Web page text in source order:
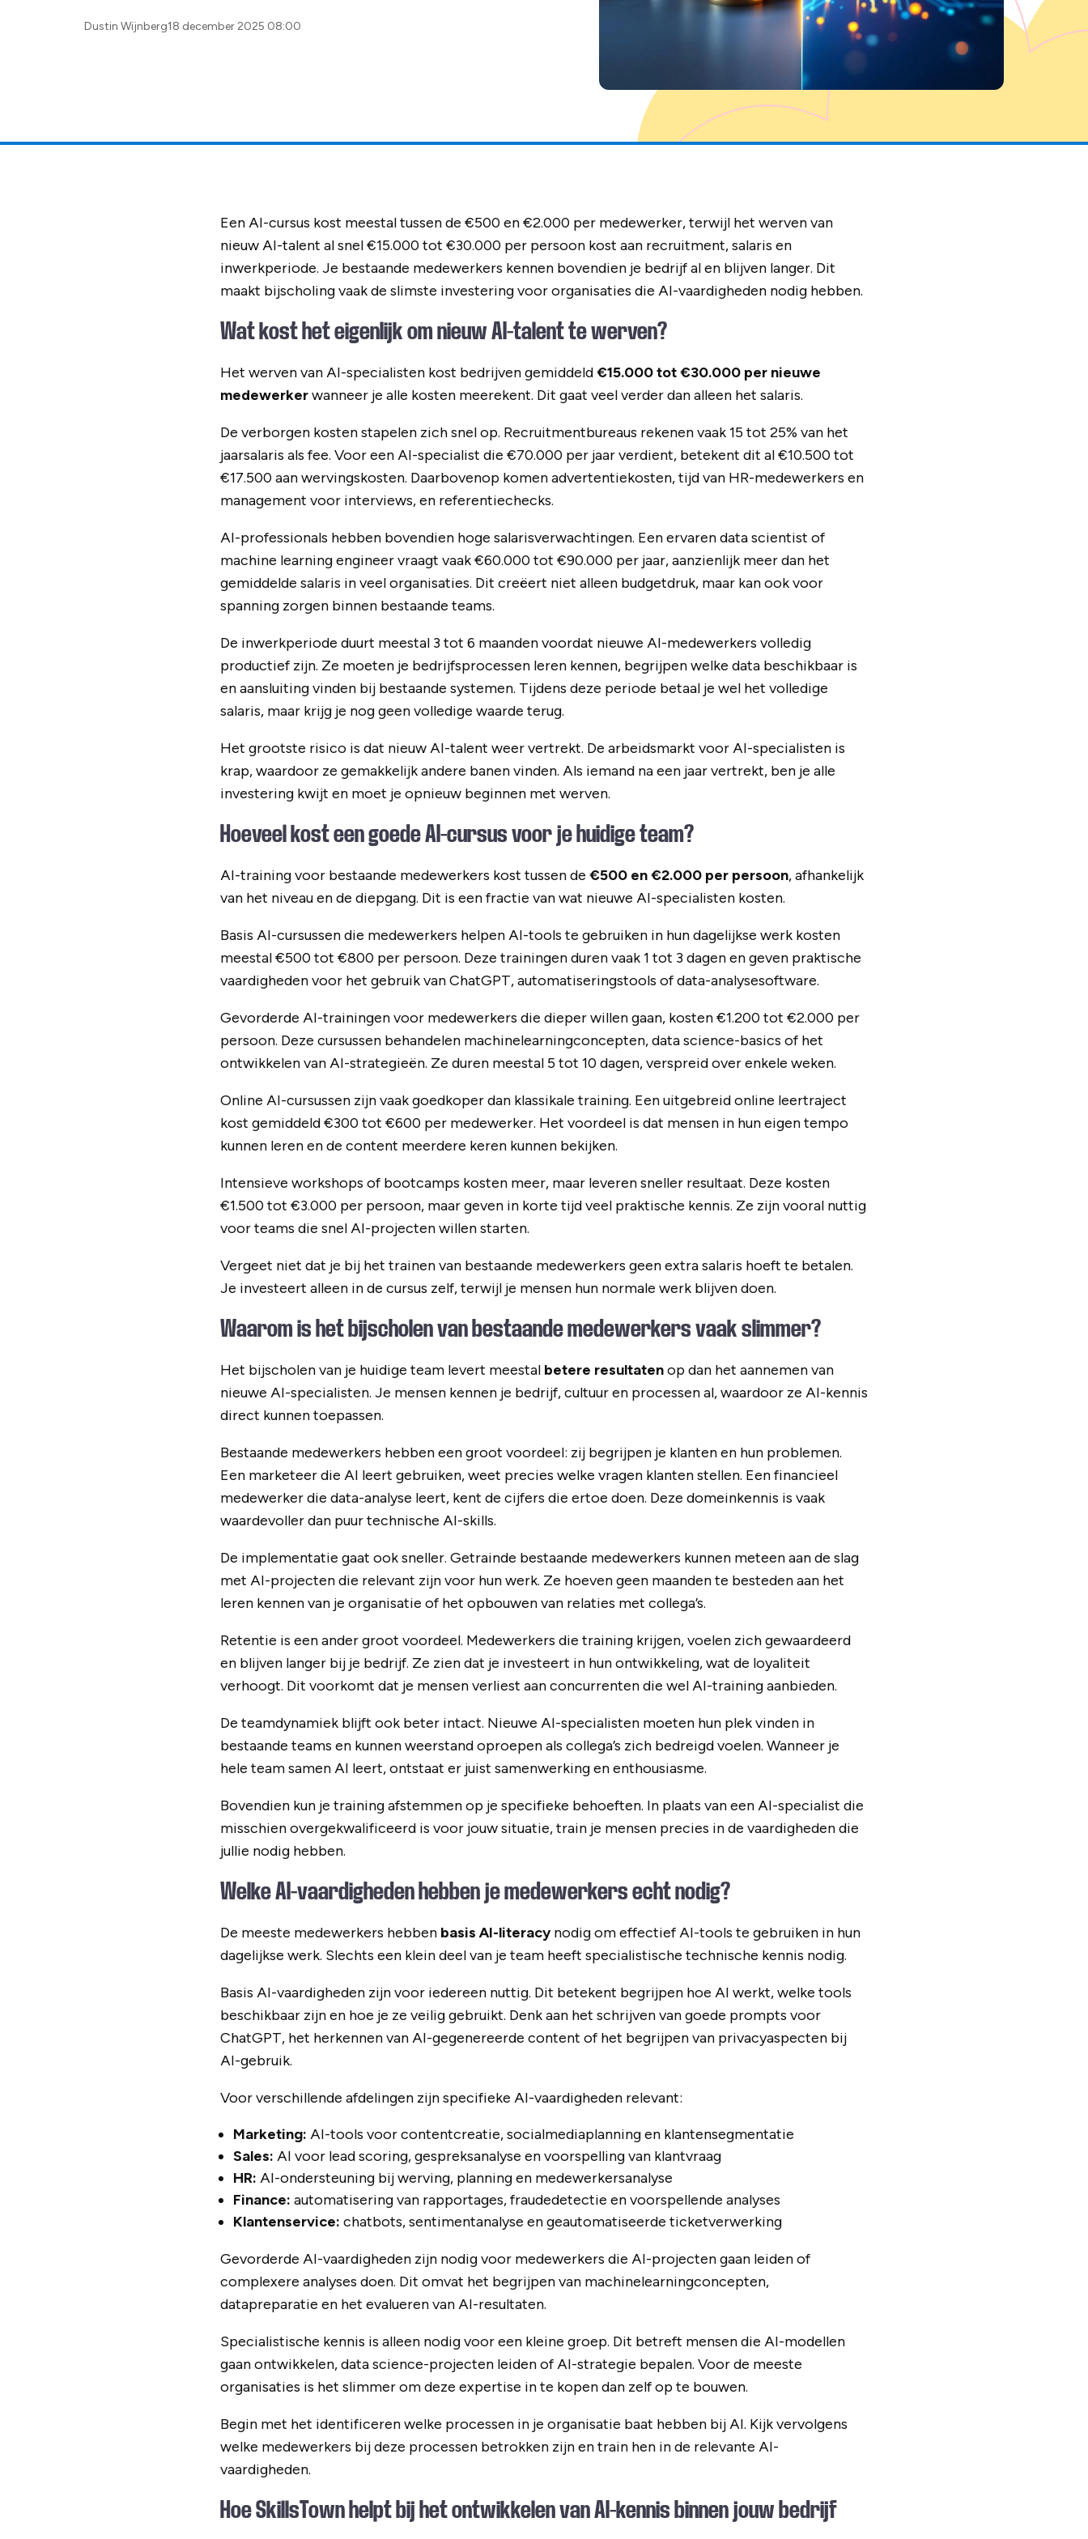
Posted
Dustin Wijnberg18 december 2025 08:00
Een AI-cursus kost meestal tussen de €500 en €2.000 per medewerker, terwijl het werven van
nieuw AI-talent al snel €15.000 tot €30.000 per persoon kost aan recruitment, salaris en
inwerkperiode. Je bestaande medewerkers kennen bovendien je bedrijf al en blijven langer. Dit
maakt bijscholing vaak de slimste investering voor organisaties die AI-vaardigheden nodig hebben.
Wat kost het eigenlijk om nieuw AI-talent te werven?
Het werven van AI-specialisten kost bedrijven gemiddeld€15.000 tot €30.000 per nieuwe
medewerkerwanneer je alle kosten meerekent. Dit gaat veel verder dan alleen het salaris.
De verborgen kosten stapelen zich snel op. Recruitmentbureaus rekenen vaak 15 tot 25% van het
jaarsalaris als fee. Voor een AI-specialist die €70.000 per jaar verdient, betekent dit al €10.500 tot
€17.500 aan wervingskosten. Daarbovenop komen advertentiekosten, tijd van HR-medewerkers en
management voor interviews, en referentiechecks.
AI-professionals hebben bovendien hoge salarisverwachtingen. Een ervaren data scientist of
machine learning engineer vraagt vaak €60.000 tot €90.000 per jaar, aanzienlijk meer dan het
gemiddelde salaris in veel organisaties. Dit creëert niet alleen budgetdruk, maar kan ook voor
spanning zorgen binnen bestaande teams.
De inwerkperiode duurt meestal 3 tot 6 maanden voordat nieuwe AI-medewerkers volledig
productief zijn. Ze moeten je bedrijfsprocessen leren kennen, begrijpen welke data beschikbaar is
en aansluiting vinden bij bestaande systemen. Tijdens deze periode betaal je wel het volledige
salaris, maar krijg je nog geen volledige waarde terug.
Het grootste risico is dat nieuw AI-talent weer vertrekt. De arbeidsmarkt voor AI-specialisten is
krap, waardoor ze gemakkelijk andere banen vinden. Als iemand na een jaar vertrekt, ben je alle
investering kwijt en moet je opnieuw beginnen met werven.
Hoeveel kost een goede AI-cursus voor je huidige team?
AI-training voor bestaande medewerkers kost tussen de €500 en €2.000 per persoon, afhankelijk
van het niveau en de diepgang. Dit is een fractie van wat nieuwe AI-specialisten kosten.
Basis AI-cursussen die medewerkers helpen AI-tools te gebruiken in hun dagelijkse werk kosten
meestal €500 tot €800 per persoon. Deze trainingen duren vaak 1 tot 3 dagen en geven praktische
vaardigheden voor het gebruik van ChatGPT, automatiseringstools of data-analysesoftware.
Gevorderde AI-trainingen voor medewerkers die dieper willen gaan, kosten €1.200 tot €2.000 per
persoon. Deze cursussen behandelen machinelearningconcepten, data science-basics of het
ontwikkelen van AI-strategieën. Ze duren meestal 5 tot 10 dagen, verspreid over enkele weken.
Online AI-cursussen zijn vaak goedkoper dan klassikale training. Een uitgebreid online leertraject
kost gemiddeld €300 tot €600 per medewerker. Het voordeel is dat mensen in hun eigen tempo
kunnen leren en de content meerdere keren kunnen bekijken.
Intensieve workshops of bootcamps kosten meer, maar leveren sneller resultaat. Deze kosten
€1.500 tot €3.000 per persoon, maar geven in korte tijd veel praktische kennis. Ze zijn vooral nuttig
voor teams die snel AI-projecten willen starten.
Vergeet niet dat je bij het trainen van bestaande medewerkers geen extra salaris hoeft te betalen.
Je investeert alleen in de cursus zelf, terwijl je mensen hun normale werk blijven doen.
Waarom is het bijscholen van bestaande medewerkers vaak slimmer?
Het bijscholen van je huidige team levert meestal betere resultatenop dan het aannemen van
nieuwe AI-specialisten. Je mensen kennen je bedrijf, cultuur en processen al, waardoor ze AI-kennis
direct kunnen toepassen.
Bestaande medewerkers hebben een groot voordeel: zij begrijpen je klanten en hun problemen.
Een marketeer die AI leert gebruiken, weet precies welke vragen klanten stellen. Een financieel
medewerker die data-analyse leert, kent de cijfers die ertoe doen. Deze domeinkennis is vaak
waardevoller dan puur technische AI-skills.
De implementatie gaat ook sneller. Getrainde bestaande medewerkers kunnen meteen aan de slag
met AI-projecten die relevant zijn voor hun werk. Ze hoeven geen maanden te besteden aan het
leren kennen van je organisatie of het opbouwen van relaties met collega’s.
Retentie is een ander groot voordeel. Medewerkers die training krijgen, voelen zich gewaardeerd
en blijven langer bij je bedrijf. Ze zien dat je investeert in hun ontwikkeling, wat de loyaliteit
verhoogt. Dit voorkomt dat je mensen verliest aan concurrenten die wel AI-training aanbieden.
De teamdynamiek blijft ook beter intact. Nieuwe AI-specialisten moeten hun plek vinden in
bestaande teams en kunnen weerstand oproepen als collega’s zich bedreigd voelen. Wanneer je
hele team samen AI leert, ontstaat er juist samenwerking en enthousiasme.
Bovendien kun je training afstemmen op je specifieke behoeften. In plaats van een AI-specialist die
misschien overgekwalificeerd is voor jouw situatie, train je mensen precies in de vaardigheden die
jullie nodig hebben.
Welke AI-vaardigheden hebben je medewerkers echt nodig?
De meeste medewerkers hebben basis AI-literacynodig om effectief AI-tools te gebruiken in hun
dagelijkse werk. Slechts een klein deel van je team heeft specialistische technische kennis nodig.
Basis AI-vaardigheden zijn voor iedereen nuttig. Dit betekent begrijpen hoe AI werkt, welke tools
beschikbaar zijn en hoe je ze veilig gebruikt. Denk aan het schrijven van goede prompts voor
ChatGPT, het herkennen van AI-gegenereerde content of het begrijpen van privacyaspecten bij
AI-gebruik.
Voor verschillende afdelingen zijn specifieke AI-vaardigheden relevant:
Marketing: AI-tools voor contentcreatie, socialmediaplanning en klantensegmentatie
Sales: AI voor lead scoring, gespreksanalyse en voorspelling van klantvraag
HR: AI-ondersteuning bij werving, planning en medewerkersanalyse
Finance: automatisering van rapportages, fraudedetectie en voorspellende analyses
Klantenservice: chatbots, sentimentanalyse en geautomatiseerde ticketverwerking
Gevorderde AI-vaardigheden zijn nodig voor medewerkers die AI-projecten gaan leiden of
complexere analyses doen. Dit omvat het begrijpen van machinelearningconcepten,
datapreparatie en het evalueren van AI-resultaten.
Specialistische kennis is alleen nodig voor een kleine groep. Dit betreft mensen die AI-modellen
gaan ontwikkelen, data science-projecten leiden of AI-strategie bepalen. Voor de meeste
organisaties is het slimmer om deze expertise in te kopen dan zelf op te bouwen.
Begin met het identificeren welke processen in je organisatie baat hebben bij AI. Kijk vervolgens
welke medewerkers bij deze processen betrokken zijn en train hen in de relevante AI-
vaardigheden.
Hoe SkillsTown helpt bij het ontwikkelen van AI-kennis binnen jouw bedrijf